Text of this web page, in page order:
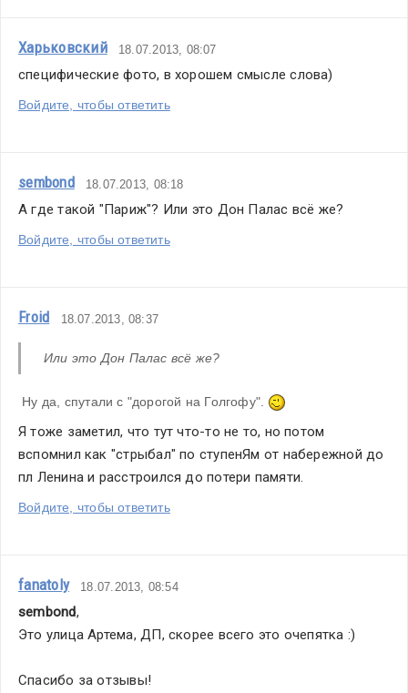
Харьковский 18.07.2013, 08:07
специфические фото, в хорошем смысле слова)
Войдите, чтобы ответить
sembond 18.07.2013, 08:18
А где такой "Париж"? Или это Дон Палас всё же?
Войдите, чтобы ответить
Froid 18.07.2013, 08:37
Или это Дон Палас всё же?
Ну да, спутали с "дорогой на Голгофу".
Я тоже заметил, что тут что-то не то, но потом
вспомнил как "стрыбал" по ступенЯм от набережной до
пл Ленина и расстроился до потери памяти.
Войдите, чтобы ответить
fanatoly 18.07.2013, 08:54
sembond,
Это улица Артема, ДП, скорее всего это очепятка :)
Спасибо за отзывы!